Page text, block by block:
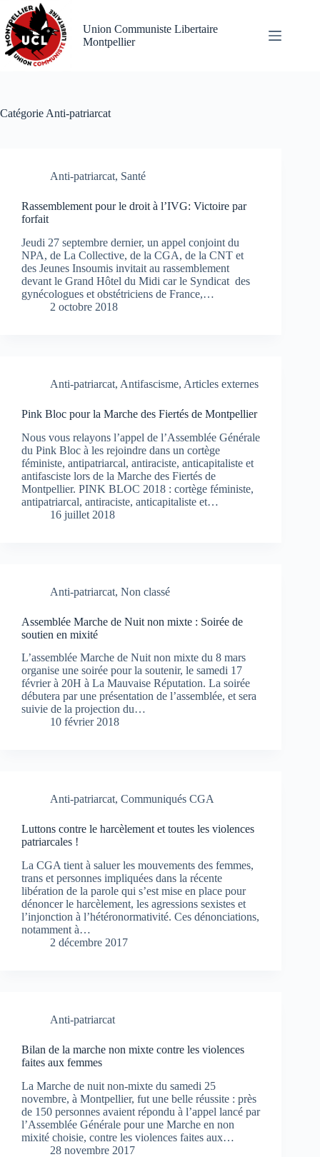
Passer
au
contenu
Union Communiste Libertaire
Montpellier
Catégorie Anti-patriarcat
Anti-patriarcat, Santé
Rassemblement pour le droit à l’IVG: Victoire par
forfait
Jeudi 27 septembre dernier, un appel conjoint du
NPA, de La Collective, de la CGA, de la CNT et
des Jeunes Insoumis invitait au rassemblement
devant le Grand Hôtel du Midi car le Syndicat des
gynécologues et obstétriciens de France,…
2 octobre 2018
Anti-patriarcat, Antifascisme, Articles externes
Pink Bloc pour la Marche des Fiertés de Montpellier
Nous vous relayons l’appel de l’Assemblée Générale
du Pink Bloc à les rejoindre dans un cortège
féministe, antipatriarcal, antiraciste, anticapitaliste et
antifasciste lors de la Marche des Fiertés de
Montpellier. PINK BLOC 2018 : cortège féministe,
antipatriarcal, antiraciste, anticapitaliste et…
16 juillet 2018
Anti-patriarcat, Non classé
Assemblée Marche de Nuit non mixte : Soirée de
soutien en mixité
L’assemblée Marche de Nuit non mixte du 8 mars
organise une soirée pour la soutenir, le samedi 17
février à 20H à La Mauvaise Réputation. La soirée
débutera par une présentation de l’assemblée, et sera
suivie de la projection du…
10 février 2018
Anti-patriarcat, Communiqués CGA
Luttons contre le harcèlement et toutes les violences
patriarcales !
La CGA tient à saluer les mouvements des femmes,
trans et personnes impliquées dans la récente
libération de la parole qui s’est mise en place pour
dénoncer le harcèlement, les agressions sexistes et
l’injonction à l’hétéronormativité. Ces dénonciations,
notamment à…
2 décembre 2017
Anti-patriarcat
Bilan de la marche non mixte contre les violences
faites aux femmes
La Marche de nuit non-mixte du samedi 25
novembre, à Montpellier, fut une belle réussite : près
de 150 personnes avaient répondu à l’appel lancé par
l’Assemblée Générale pour une Marche en non
mixité choisie, contre les violences faites aux…
28 novembre 2017